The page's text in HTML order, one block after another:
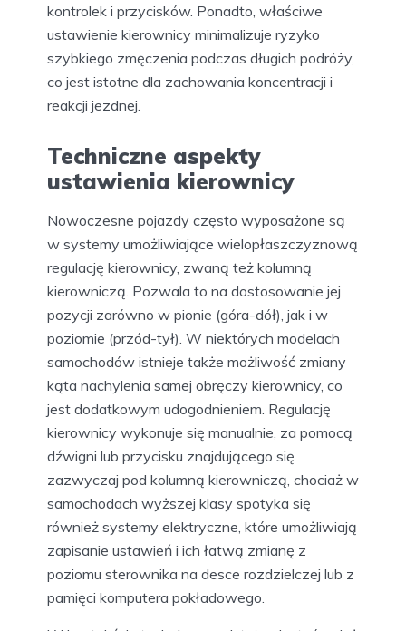
kontrolek i przycisków. Ponadto, właściwe
ustawienie kierownicy minimalizuje ryzyko
szybkiego zmęczenia podczas długich podróży,
co jest istotne dla zachowania koncentracji i
reakcji jezdnej.
Techniczne aspekty
ustawienia kierownicy
Nowoczesne pojazdy często wyposażone są
w systemy umożliwiające wielopłaszczyznową
regulację kierownicy, zwaną też kolumną
kierowniczą. Pozwala to na dostosowanie jej
pozycji zarówno w pionie (góra-dół), jak i w
poziomie (przód-tył). W niektórych modelach
samochodów istnieje także możliwość zmiany
kąta nachylenia samej obręczy kierownicy, co
jest dodatkowym udogodnieniem. Regulację
kierownicy wykonuje się manualnie, za pomocą
dźwigni lub przycisku znajdującego się
zazwyczaj pod kolumną kierowniczą, chociaż w
samochodach wyższej klasy spotyka się
również systemy elektryczne, które umożliwiają
zapisanie ustawień i ich łatwą zmianę z
poziomu sterownika na desce rozdzielczej lub z
pamięci komputera pokładowego.